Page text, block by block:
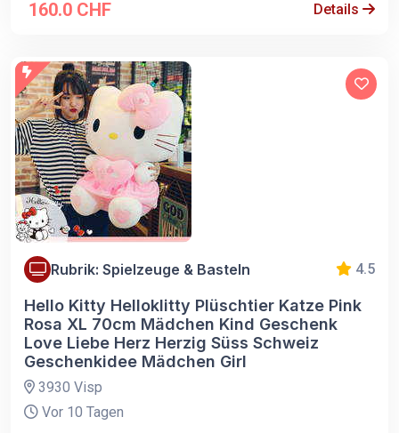
160.0 CHF Details
Rubrik: Spielzeuge & Basteln 4.5
Hello Kitty Helloklitty Plüschtier Katze Pink
Rosa XL 70cm Mädchen Kind Geschenk
Love Liebe Herz Herzig Süss Schweiz
Geschenkidee Mädchen Girl
3930 Visp
Vor 10 Tagen